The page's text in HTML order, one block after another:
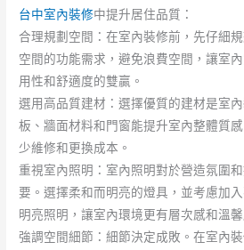
台中室內裝修中提升居住品質：
合理規劃空間：在室內裝修前，先仔細
空間的功能需求，避免浪費空間，讓室
用性和舒適度的雙贏。
選用高品質建材：選擇優質的建材是室
板、牆面材料和門窗能提升室內整體質
少維修和更換成本。
重視室內照明：室內照明對於營造氛圍
要。選擇柔和而明亮的燈具，並考慮加
明亮照明，讓室內環境更有層次感和溫馨
強調空間細節：細節決定成敗。在室內